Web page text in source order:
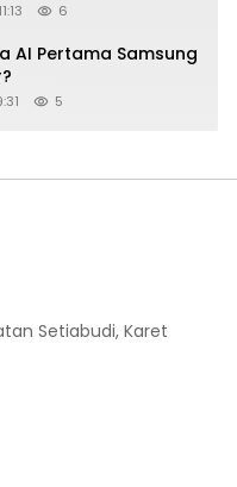
6
AI Pertama Samsung
5
Setiabudi, Karet